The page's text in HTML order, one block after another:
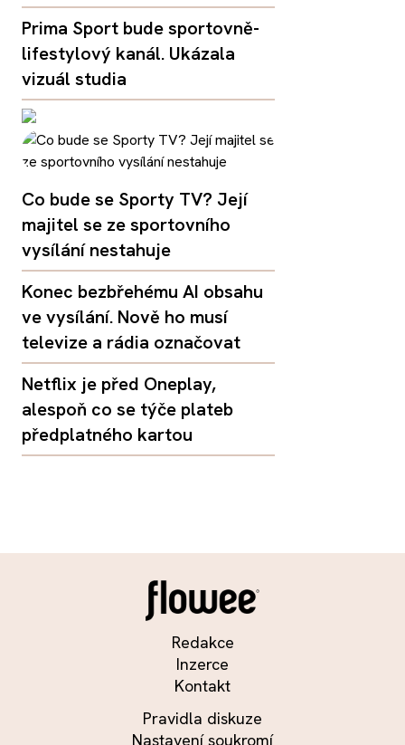
Prima Sport bude sportovně-
lifestylový kanál. Ukázala
vizuál studia
Co bude se Sporty TV? Její
majitel se ze sportovního
vysílání nestahuje
Konec bezbřehému AI obsahu
ve vysílání. Nově ho musí
televize a rádia označovat
Netflix je před Oneplay,
alespoň co se týče plateb
předplatného kartou
Redakce
Inzerce
Kontakt
Pravidla diskuze
Nastavení soukromí